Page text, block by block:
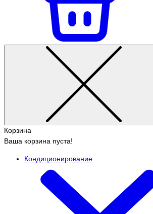
Корзина
Ваша корзина пуста!
Кондиционирование